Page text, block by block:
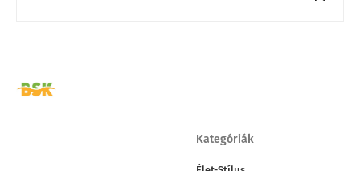
Kategóriák